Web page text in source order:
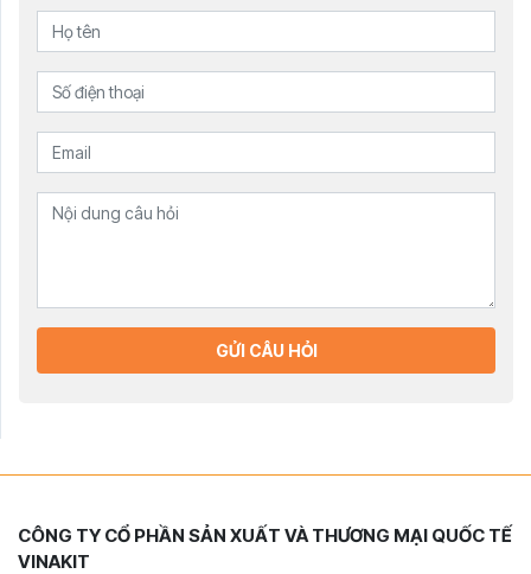
GỬI CÂU HỎI
CÔNG TY CỔ PHẦN SẢN XUẤT VÀ THƯƠNG MẠI QUỐC TẾ
VINAKIT